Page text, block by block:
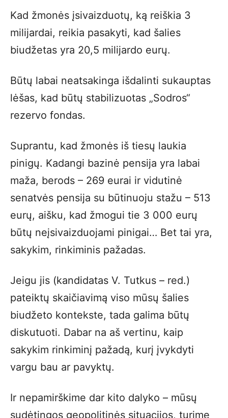
Kad žmonės įsivaizduotų, ką reiškia 3
milijardai, reikia pasakyti, kad šalies
biudžetas yra 20,5 milijardo eurų.
Būtų labai neatsakinga išdalinti sukauptas
lėšas, kad būtų stabilizuotas „Sodros“
rezervo fondas.
Suprantu, kad žmonės iš tiesų laukia
pinigų. Kadangi bazinė pensija yra labai
maža, berods – 269 eurai ir vidutinė
senatvės pensija su būtinuoju stažu – 513
eurų, aišku, kad žmogui tie 3 000 eurų
būtų neįsivaizduojami pinigai… Bet tai yra,
sakykim, rinkiminis pažadas.
Jeigu jis (kandidatas V. Tutkus – red.)
pateiktų skaičiavimą viso mūsų šalies
biudžeto kontekste, tada galima būtų
diskutuoti. Dabar na aš vertinu, kaip
sakykim rinkiminį pažadą, kurį įvykdyti
vargu bau ar pavyktų.
Ir nepamirškime dar kito dalyko – mūsų
sudėtingos geopolitinės situacijos, turime